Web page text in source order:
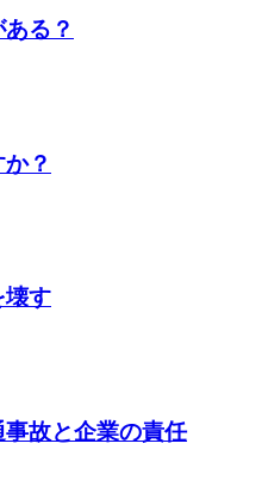
る？
？
壊す
故と企業の責任